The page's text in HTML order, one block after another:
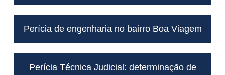
Perícia de engenharia no bairro Boa Viagem
Perícia Técnica Judicial: determinação de